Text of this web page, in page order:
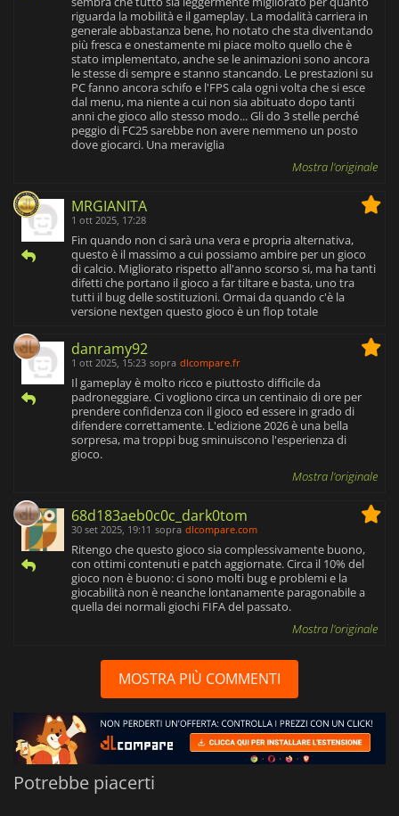
riguarda la mobilità e il gameplay. La modalità carriera in
generale abbastanza bene, ho notato che sta diventando
più fresca e onestamente mi piace molto quello che è
stato implementato, anche se le animazioni sono ancora
le stesse di sempre e stanno stancando. Le prestazioni su
PC fanno ancora schifo e l'FPS cala ogni volta che si esce
dal menu, ma niente a cui non sia abituato dopo tanti
anni che gioco allo stesso modo... Gli do 3 stelle perché
peggio di FC25 sarebbe non avere nemmeno un posto
dove giocarci. Una meraviglia
Mostra l'originale
MRGIANITA
1 ott 2025, 17:28
Fin quando non ci sarà una vera e propria alternativa,
questo è il massimo a cui possiamo ambire per un gioco
di calcio. Migliorato rispetto all'anno scorso si, ma ha tanti
difetti che portano il gioco a far tiltare e basta, uno tra
tutti il bug delle sostituzioni. Ormai da quando c'è la
versione nextgen questo gioco è un flop totale
danramy92
1 ott 2025, 15:23 sopra dlcompare.fr
Il gameplay è molto ricco e piuttosto difficile da
padroneggiare. Ci vogliono circa un centinaio di ore per
prendere confidenza con il gioco ed essere in grado di
difendere correttamente. L'edizione 2026 è una bella
sorpresa, ma troppi bug sminuiscono l'esperienza di
gioco.
Mostra l'originale
68d183aeb0c0c_dark0tom
30 set 2025, 19:11 sopra dlcompare.com
Ritengo che questo gioco sia complessivamente buono,
con ottimi contenuti e patch aggiornate. Circa il 10% del
gioco non è buono: ci sono molti bug e problemi e la
giocabilità non è neanche lontanamente paragonabile a
quella dei normali giochi FIFA del passato.
Mostra l'originale
MOSTRA PIÙ COMMENTI
Potrebbe piacerti